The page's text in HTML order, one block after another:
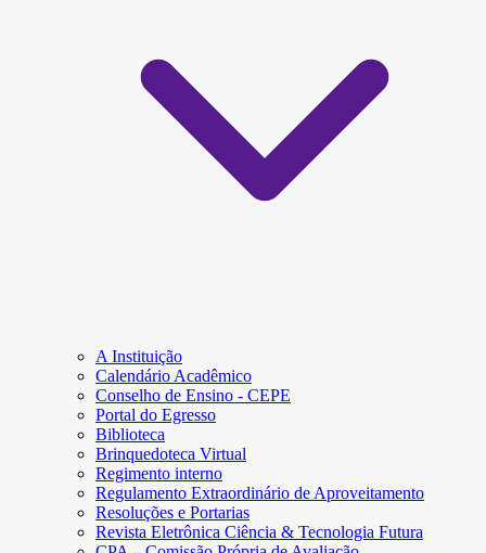
A Instituição
Calendário Acadêmico
Conselho de Ensino - CEPE
Portal do Egresso
Biblioteca
Brinquedoteca Virtual
Regimento interno
Regulamento Extraordinário de Aproveitamento
Resoluções e Portarias
Revista Eletrônica Ciência & Tecnologia Futura